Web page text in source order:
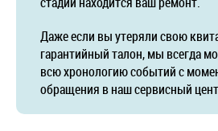
Даже если вы утеряли свою
гарантийный талон, мы всегда
всю хронологию событий с
обращения в наш сервисный